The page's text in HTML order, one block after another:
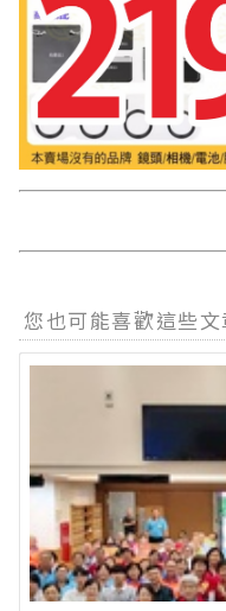
您也可能喜歡這些文